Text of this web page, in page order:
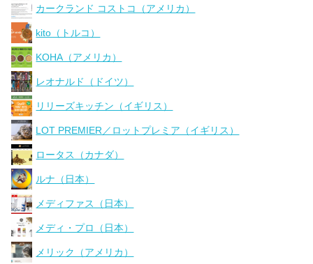
カークランド コストコ（アメリカ）
kito（トルコ）
KOHA（アメリカ）
レオナルド（ドイツ）
リリーズキッチン（イギリス）
LOT PREMIER／ロットプレミア（イギリス）
ロータス（カナダ）
ルナ（日本）
メディファス（日本）
メディ・プロ（日本）
メリック（アメリカ）